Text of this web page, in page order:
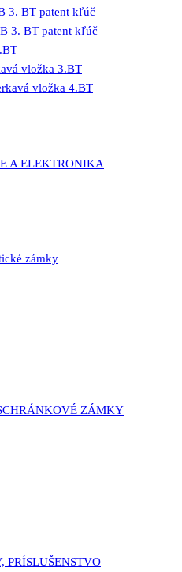
3. BT patent kľúč
3. BT patent kľúč
vložka 3.BT
vložka 4.BT
A ELEKTRONIKA
zámky
ZÁMKY
PRÍSLUŠENSTVO